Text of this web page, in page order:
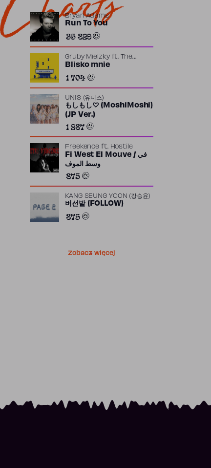
Bryan Adams
Run To You
35 829
Gruby Mielzkyft.
The
Returners
Blisko mnie
1 704
UNIS (유니스)
もしもし♡ (MoshiMoshi)
(JP Ver.)
1 287
Freekence ft. Hostile
Fi West El Mouve / في
وسط الموف
875
KANG SEUNG YOON (강승윤)
버선발 (FOLLOW)
875
Zobacz więcej